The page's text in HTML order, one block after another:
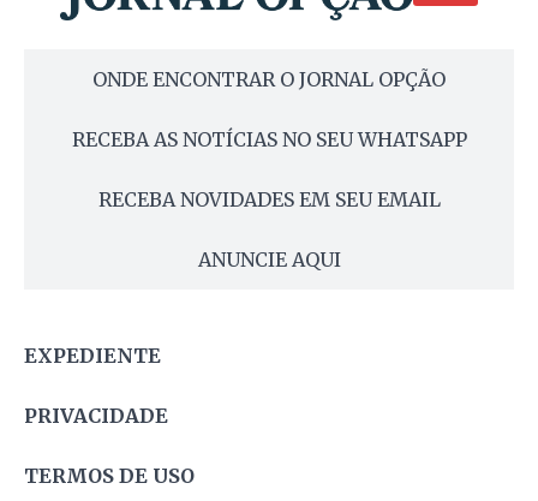
ONDE ENCONTRAR O JORNAL OPÇÃO
RECEBA AS NOTÍCIAS NO SEU WHATSAPP
RECEBA NOVIDADES EM SEU EMAIL
ANUNCIE AQUI
EXPEDIENTE
PRIVACIDADE
TERMOS DE USO